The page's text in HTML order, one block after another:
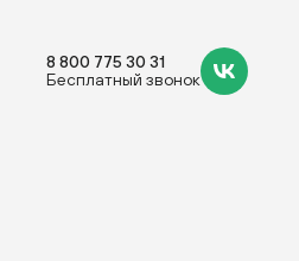
8 800 775 30 31
Бесплатный звонок